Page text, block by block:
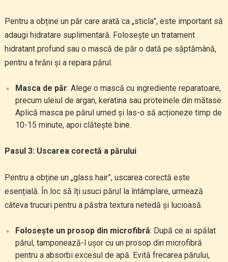
Pentru a obține un păr care arată ca „sticla”, este important să
adaugi hidratare suplimentară. Folosește un tratament
hidratant profund sau o mască de păr o dată pe săptămână,
pentru a hrăni și a repara părul.
Masca de păr: Alege o mască cu ingrediente reparatoare,
precum uleiul de argan, keratina sau proteinele din mătase.
Aplică masca pe părul umed și las-o să acționeze timp de
10-15 minute, apoi clătește bine.
Pasul 3: Uscarea corectă a părului
Pentru a obține un „glass hair”, uscarea corectă este
esențială. În loc să îți usuci părul la întâmplare, urmează
câteva trucuri pentru a păstra textura netedă și lucioasă.
Folosește un prosop din microfibră: După ce ai spălat
părul, tamponează-l ușor cu un prosop din microfibră
pentru a absorbi excesul de apă. Evită frecarea părului,